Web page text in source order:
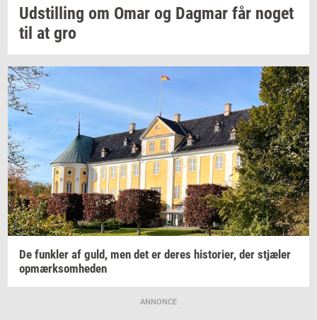
Ud­stil­ling om Omar og Dag­mar får noget
til at gro
De funk­ler af guld, men det er deres hi­sto­ri­er, der stjæ­ler
op­mærk­som­he­den
ANNONCE